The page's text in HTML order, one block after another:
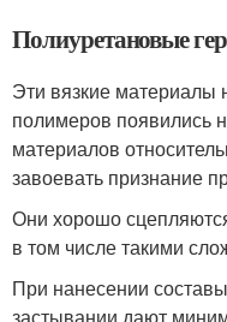
Полиуретановые
Эти вязкие материалы
полимеров появились
материалов
завоевать признание
Они хорошо
в том числе такими
При нанесении